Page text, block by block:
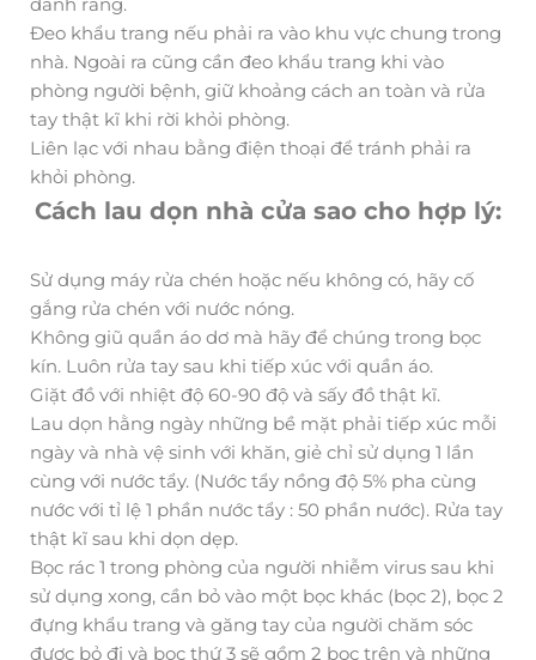
Đeo khẩu trang nếu phải ra vào khu vực chung trong
nhà. Ngoài ra cũng cần đeo khẩu trang khi vào
phòng người bệnh, giữ khoảng cách an toàn và rửa
tay thật kĩ khi rời khỏi phòng.
Liên lạc với nhau bằng điện thoại để tránh phải ra
khỏi phòng.
Cách lau dọn nhà cửa sao cho hợp lý:
Sử dụng máy rửa chén hoặc nếu không có, hãy cố
gắng rửa chén với nước nóng.
Không giũ quần áo dơ mà hãy để chúng trong bọc
kín. Luôn rửa tay sau khi tiếp xúc với quần áo.
Giặt đồ với nhiệt độ 60-90 độ và sấy đồ thật kĩ.
Lau dọn hằng ngày những bề mặt phải tiếp xúc mỗi
ngày và nhà vệ sinh với khăn, giẻ chỉ sử dụng 1 lần
cùng với nước tẩy. (Nước tẩy nồng độ 5% pha cùng
nước với tỉ lệ 1 phần nước tẩy : 50 phần nước). Rửa tay
thật kĩ sau khi dọn dẹp.
Bọc rác 1 trong phòng của người nhiễm virus sau khi
sử dụng xong, cần bỏ vào một bọc khác (bọc 2), bọc 2
đựng khẩu trang và găng tay của người chăm sóc
được bỏ đi và bọc thứ 3 sẽ gồm 2 bọc trên và những